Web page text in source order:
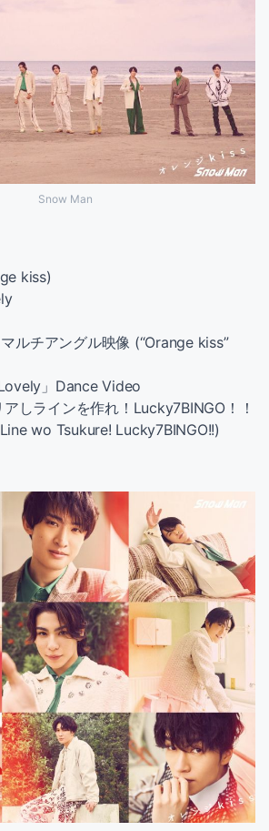
Snow Man
kiss)
ルチアングル映像 (“Orange kiss”
」Dance Video
アしラインを作れ！Lucky7BINGO！！
wo Tsukure! Lucky7BINGO!!)